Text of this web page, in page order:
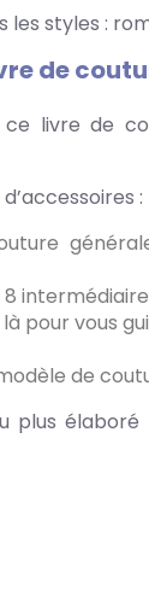
styles :
de
livre de
:
pour vous
de
plus